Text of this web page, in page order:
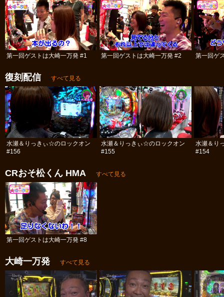
第一回ゲストは大崎一万発 #1 第一回ゲストは大崎一万発 #2 第一回ゲ
復刻配信 すべて見る
水瀬＆りっきぃ☆のロックオン
#156
水瀬＆りっきぃ☆のロックオン
#155
水瀬＆り
#154
CRおそ松くん HMA すべて見る
第一回ゲストは大崎一万発 #8
大崎一万発 すべて見る